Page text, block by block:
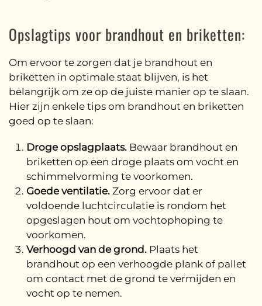
Opslagtips voor brandhout en briketten:
Om ervoor te zorgen dat je brandhout en
briketten in optimale staat blijven, is het
belangrijk om ze op de juiste manier op te slaan.
Hier zijn enkele tips om brandhout en briketten
goed op te slaan:
Droge opslagplaats. Bewaar brandhout en
briketten op een droge plaats om vocht en
schimmelvorming te voorkomen.
Goede ventilatie. Zorg ervoor dat er
voldoende luchtcirculatie is rondom het
opgeslagen hout om vochtophoping te
voorkomen.
Verhoogd van de grond. Plaats het
brandhout op een verhoogde plank of pallet
om contact met de grond te vermijden en
vocht op te nemen.